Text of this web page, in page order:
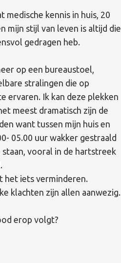
kennis in huis, 20
mijn stijl van leven is altijd die
gedragen heb.
op een bureaustoel,
stralingen die op
ervaren. Ik kan deze plekken
meest dramatisch zijn de
want tussen mijn huis en
05.00 uur wakker gestraald
vooral in de hartstreek
het iets verminderen.
klachten zijn allen aanwezig.
erop volgt?